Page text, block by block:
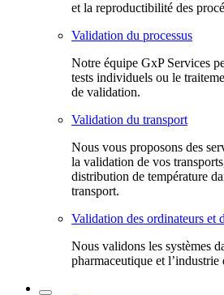
et la reproductibilité des
Validation du processus
Notre équipe GxP Services
tests individuels ou le
de validation.
Validation du transport
Nous vous proposons des
la validation de vos
distribution de température
transport.
Validation des ordinateurs et
Nous validons les systèmes
pharmaceutique et